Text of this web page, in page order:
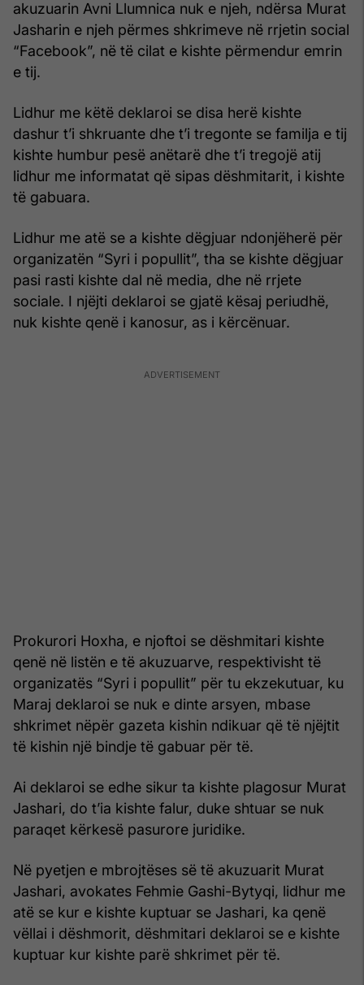
akuzuarin Avni Llumnica nuk e njeh, ndërsa Murat
Jasharin e njeh përmes shkrimeve në rrjetin social
“Facebook”, në të cilat e kishte përmendur emrin
e tij.
Lidhur me këtë deklaroi se disa herë kishte
dashur t’i shkruante dhe t’i tregonte se familja e tij
kishte humbur pesë anëtarë dhe t’i tregojë atij
lidhur me informatat që sipas dëshmitarit, i kishte
të gabuara.
Lidhur me atë se a kishte dëgjuar ndonjëherë për
organizatën “Syri i popullit”, tha se kishte dëgjuar
pasi rasti kishte dal në media, dhe në rrjete
sociale. I njëjti deklaroi se gjatë kësaj periudhë,
nuk kishte qenë i kanosur, as i kërcënuar.
Prokurori Hoxha, e njoftoi se dëshmitari kishte
qenë në listën e të akuzuarve, respektivisht të
organizatës “Syri i popullit” për tu ekzekutuar, ku
Maraj deklaroi se nuk e dinte arsyen, mbase
shkrimet nëpër gazeta kishin ndikuar që të njëjtit
të kishin një bindje të gabuar për të.
Ai deklaroi se edhe sikur ta kishte plagosur Murat
Jashari, do t’ia kishte falur, duke shtuar se nuk
paraqet kërkesë pasurore juridike.
Në pyetjen e mbrojtëses së të akuzuarit Murat
Jashari, avokates Fehmie Gashi-Bytyqi, lidhur me
atë se kur e kishte kuptuar se Jashari, ka qenë
vëllai i dëshmorit, dëshmitari deklaroi se e kishte
kuptuar kur kishte parë shkrimet për të.